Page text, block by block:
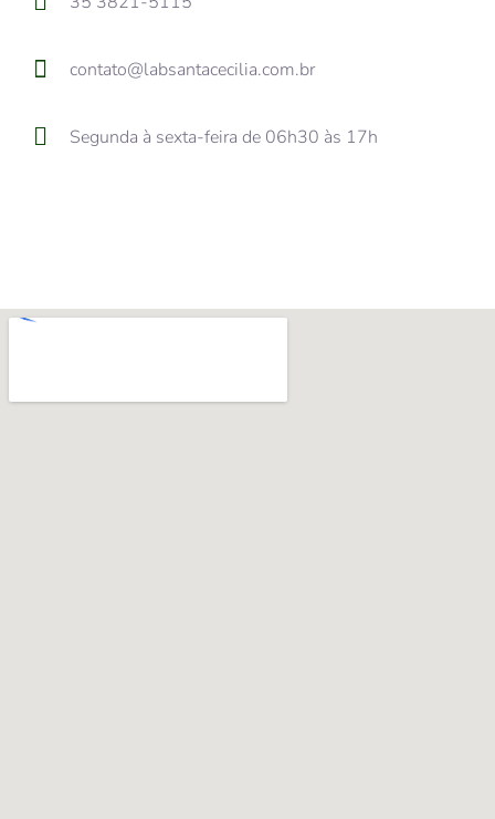
contato@labsantacecilia.com.br
Segunda à sexta-feira de 06h30 às 17h